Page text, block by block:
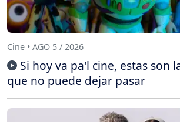
Cine • AGO 5 / 2026
Si hoy va pa'l cine, estas son
que no puede dejar pasar